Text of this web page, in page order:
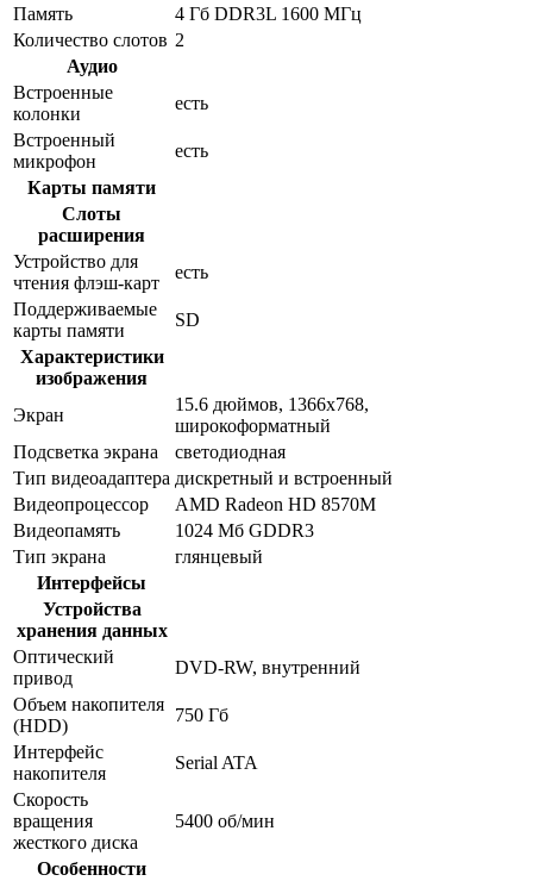
Память
4 Гб DDR3L 1600 МГц
Количество слотов 2
Аудио
Встроенные
колонки
есть
Встроенный
микрофон
есть
Карты памяти
Слоты
расширения
Устройство для
чтения флэш-карт
есть
Поддерживаемые
карты памяти
SD
Характеристики
изображения
Экран
15.6 дюймов, 1366x768,
широкоформатный
Подсветка экрана
светодиодная
Тип видеоадаптера дискретный и встроенный
Видеопроцессор
AMD Radeon HD 8570M
Видеопамять
1024 Мб GDDR3
Тип экрана
глянцевый
Интерфейсы
Устройства
хранения данных
Оптический
привод
DVD-RW, внутренний
Объем накопителя
(HDD)
750 Гб
Интерфейс
накопителя
Serial ATA
Скорость
вращения
жесткого диска
5400 об/мин
Особенности